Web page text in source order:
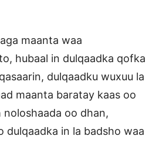
maanta waa
hubaal in dulqaadka qofka
dulqaadku wuxuu la
maanta baratay kaas oo
oo dhan,
dulqaadka in la badsho waa